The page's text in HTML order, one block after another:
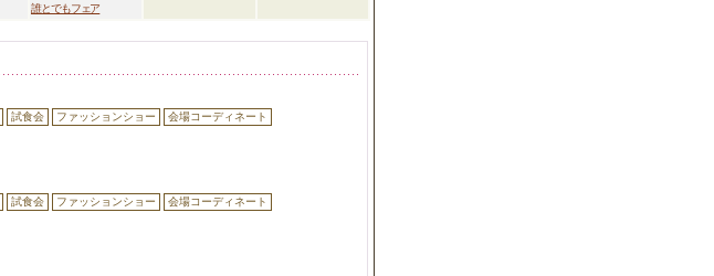
誰とでもフェア
試食会 ファッションショー
会場コーディネート
試食会 ファッションショー
会場コーディネート